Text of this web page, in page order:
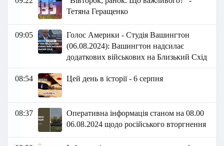
Тетяна Геращенко
09:05
Голос Америки - Студія Вашингтон
(06.08.2024): Вашингтон надсилає
додаткових військових на Близький Схід
08:54 Цей день в історії - 6 серпня
08:37
Оперативна інформація станом на 08.00
06.08.2024 щодо російського вторгнення